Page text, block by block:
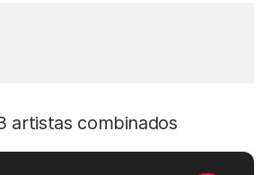
artistas combinados